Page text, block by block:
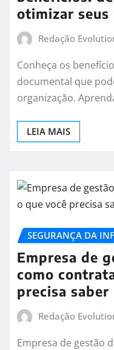
otimizar seus
Redação
Conheça os
documental que
organização.
LEIA MAIS
SEGURANÇA DA
Empresa de
como
precisa saber
Redação
Empresa de gestão